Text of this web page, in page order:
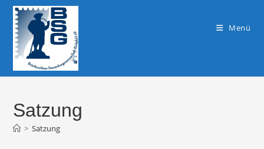
Menü
Satzung
> Satzung